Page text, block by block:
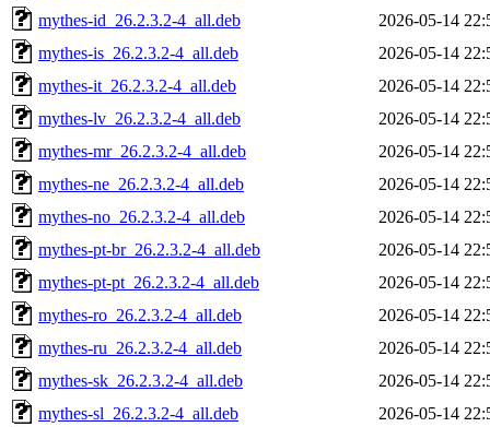
mythes-id_26.2.3.2-4_all.deb
2026-05-14
mythes-is_26.2.3.2-4_all.deb
2026-05-14
mythes-it_26.2.3.2-4_all.deb
2026-05-14
mythes-lv_26.2.3.2-4_all.deb
2026-05-14
mythes-mr_26.2.3.2-4_all.deb
2026-05-14
mythes-ne_26.2.3.2-4_all.deb
2026-05-14
mythes-no_26.2.3.2-4_all.deb
2026-05-14
mythes-pt-br_26.2.3.2-4_all.deb
2026-05-14
mythes-pt-pt_26.2.3.2-4_all.deb
2026-05-14
mythes-ro_26.2.3.2-4_all.deb
2026-05-14
mythes-ru_26.2.3.2-4_all.deb
2026-05-14
mythes-sk_26.2.3.2-4_all.deb
2026-05-14
mythes-sl_26.2.3.2-4_all.deb
2026-05-14